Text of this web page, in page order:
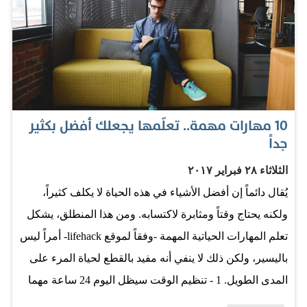
مميزات العمل في هذا القطاع أنه يمنح المرء خياراتٍ عدة،
فقد تمتلك منازل تؤجرها للسكنى، أو قد تشتري شققاً تُعِدها
لكي يتسنى فيها قضاء العطلات. كما يمكن أن تعمل في مجال
شراء المنازل القديمة المتداعية لتعيد ترميمها وإصلاحها ومن
ثم بيعها. بيع منتجات على الإنترنت ليست الكتب المكتوبة أو
المسموعة هي السلعة الوحيدة التي يمكنك بيعها على
الإنترنت، خاصة بعدما أصبحت التجارة الإلكترونية حالياً، أسهل
كثيراً من ذي قبل. فالعديد من المواقع الشهيرة على الشبكة
&ndash مثل «فيس بوك» &ndash باتت تتيح الفرصة
لمستخدميها لترويج المنتجات أو السلع عبرها وبيعها كذلك.
وتوفر عليك هذه…
10 مهارات مهمة.. تعلّمها يجعلك أفضل بكثير
جداً
الثلاثاء ٢٨ فبراير ٢٠١٧
يُقال دائماً إن أفضل الأشياء في هذه الحياة لا يكلف كثيراً،
ولكنه يحتاج وقتاً ومثابرة لاكتسابه. ومن هذا المنطلق، يشكل
تعلم المهارات الحياتية المهمة -وفقاً لموقع lifehack- أمراً ليس
باليسير، ولكن ذلك لا ينفي أنه مفيد بالقطع لحياة المرء على
المدى الطويل. 1 - تنظيم الوقت سيظل اليوم 24 ساعة مهما